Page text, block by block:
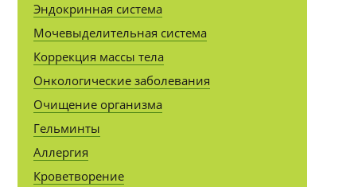
Эндокринная система
Мочевыделительная система
Коррекция массы тела
Онкологические заболевания
Очищение организма
Гельминты
Аллергия
Кроветворение